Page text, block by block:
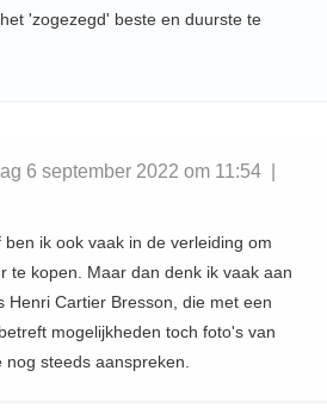
'zogezegd' beste en duurste te
6 september 2022 om 11:54 |
ik ook vaak in de verleiding om
te kopen. Maar dan denk ik vaak aan
Henri Cartier Bresson, die met een
mogelijkheden toch foto's van
steeds aanspreken.